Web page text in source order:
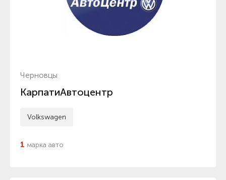
Черновцы
КарпатиАвтоцентр
Volkswagen
1 марка авто